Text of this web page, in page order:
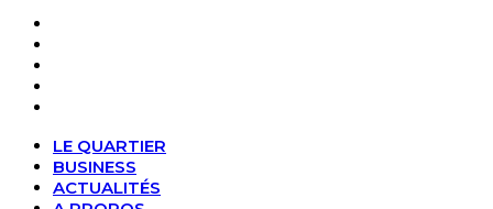
LE QUARTIER
BUSINESS
ACTUALITÉS